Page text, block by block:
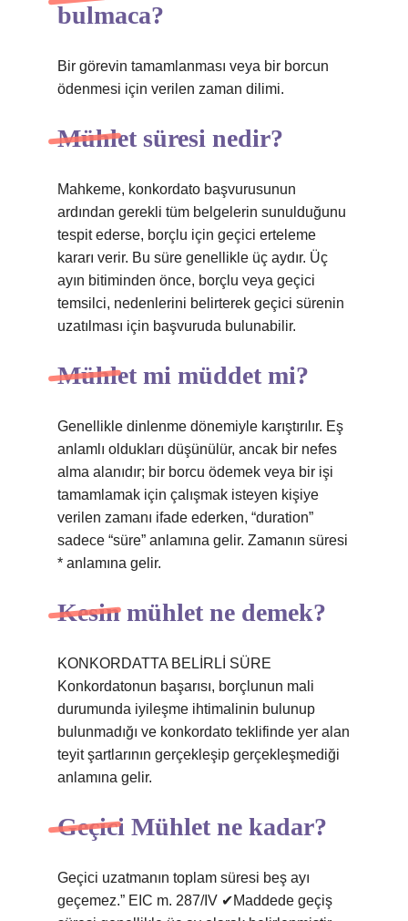
bulmaca?
Bir görevin tamamlanması veya bir borcun
ödenmesi için verilen zaman dilimi.
Mühlet süresi nedir?
Mahkeme, konkordato başvurusunun
ardından gerekli tüm belgelerin sunulduğunu
tespit ederse, borçlu için geçici erteleme
kararı verir. Bu süre genellikle üç aydır. Üç
ayın bitiminden önce, borçlu veya geçici
temsilci, nedenlerini belirterek geçici sürenin
uzatılması için başvuruda bulunabilir.
Mühlet mi müddet mi?
Genellikle dinlenme dönemiyle karıştırılır. Eş
anlamlı oldukları düşünülür, ancak bir nefes
alma alanıdır; bir borcu ödemek veya bir işi
tamamlamak için çalışmak isteyen kişiye
verilen zamanı ifade ederken, “duration”
sadece “süre” anlamına gelir. Zamanın süresi
* anlamına gelir.
Kesin mühlet ne demek?
KONKORDATTA BELİRLİ SÜRE
Konkordatonun başarısı, borçlunun mali
durumunda iyileşme ihtimalinin bulunup
bulunmadığı ve konkordato teklifinde yer alan
teyit şartlarının gerçekleşip gerçekleşmediği
anlamına gelir.
Geçici Mühlet ne kadar?
Geçici uzatmanın toplam süresi beş ayı
geçemez.” EIC m. 287/IV ✔Maddede geçiş